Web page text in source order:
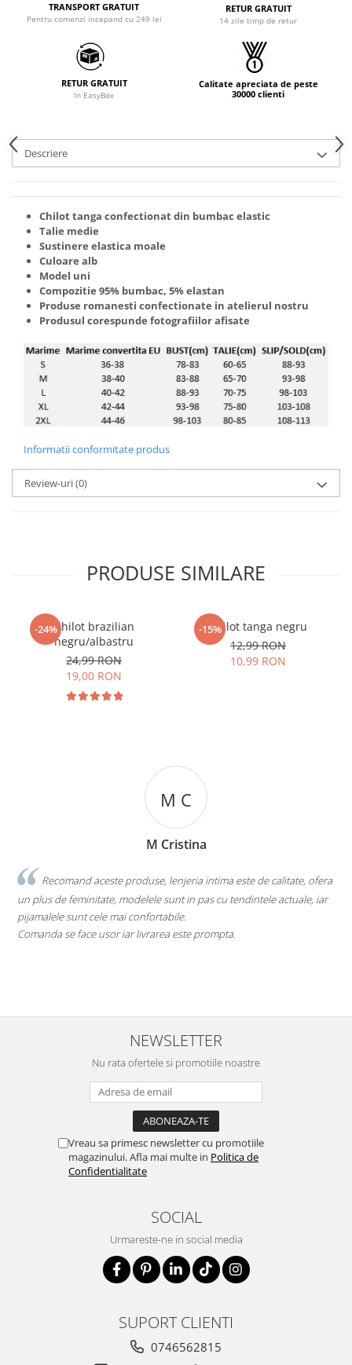
TRANSPORT GRATUIT
Pentru comenzi incepand cu 249 lei
RETUR GRATUIT
14 zile timp de retur
RETUR GRATUIT
In EasyBox
Calitate apreciata de peste
30000 clienti
Descriere
Chilot tanga confectionat din bumbac elastic
Talie medie
Sustinere elastica moale
Culoare alb
Model uni
Compozitie 95% bumbac, 5% elastan
Produse romanesti confectionate in atelierul nostru
Produsul corespunde fotografiilor afisate
Informatii conformitate produs
Review-uri(0)
PRODUSE SIMILARE
-24%Chilot brazilian
negru/albastru
24,99 RON
19,00 RON
-15%Chilot tanga negru
12,99 RON
10,99 RON
M C
M Cristina
Recomand aceste produse, lenjeria intima este de calitate, ofera
un plus de feminitate, modelele sunt in pas cu tendintele actuale, iar
pijamalele sunt cele mai confortabile.
Comanda se face usor iar livrarea este prompta.
NEWSLETTER
Nu rata ofertele si promotiile noastre
Vreau sa primesc newsletter cu promotiile
magazinului. Afla mai multe in Politica de
Confidentialitate
SOCIAL
Urmareste-ne in social media
SUPORT CLIENTI
0746562815